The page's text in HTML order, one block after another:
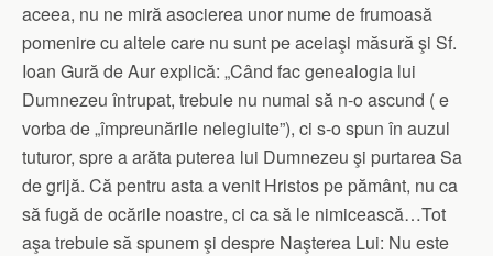
aceea, nu ne miră asocierea unor nume de frumoasă
pomenire cu altele care nu sunt pe aceiaşi măsură şi Sf.
Ioan Gură de Aur explică: „Când fac genealogia lui
Dumnezeu întrupat, trebuie nu numai să n-o ascund ( e
vorba de „împreunările nelegiuite”), ci s-o spun în auzul
tuturor, spre a arăta puterea lui Dumnezeu şi purtarea Sa
de grijă. Că pentru asta a venit Hristos pe pământ, nu ca
să fugă de ocările noastre, ci ca să le nimicească…Tot
aşa trebuie să spunem şi despre Naşterea Lui: Nu este